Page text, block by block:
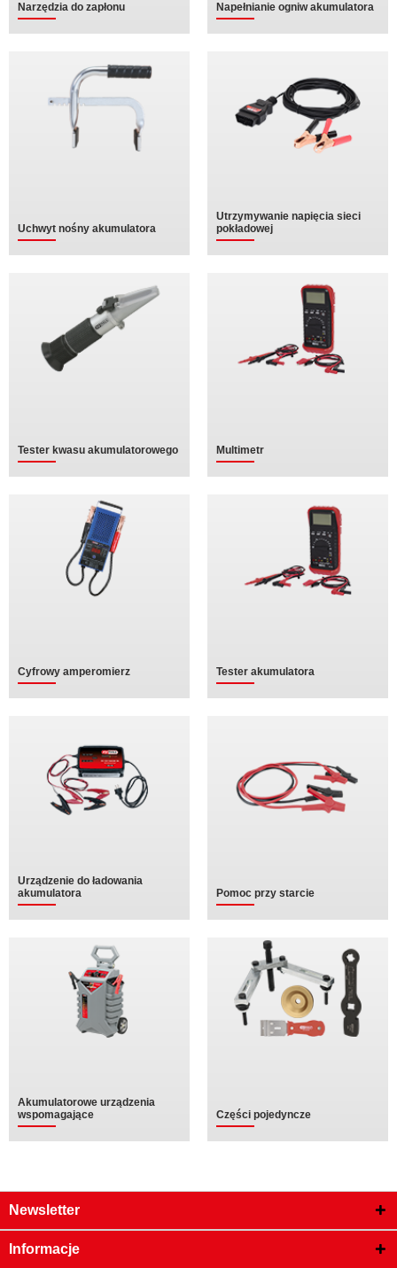
Narzędzia do zapłonu Napełnianie ogniw akumulatora
Uchwyt nośny akumulatora
Utrzymywanie napięcia sieci
pokładowej
Tester kwasu akumulatorowego Multimetr
Cyfrowy amperomierz Tester akumulatora
Urządzenie do ładowania
akumulatora
Pomoc przy starcie
Akumulatorowe urządzenia
wspomagające
Części pojedyncze
Newsletter
Informacje